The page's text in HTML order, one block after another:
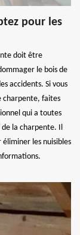
pour les
doit être
le bois de
accidents. Si vous
charpente, faites
qui a toutes
la charpente. Il
les nuisibles